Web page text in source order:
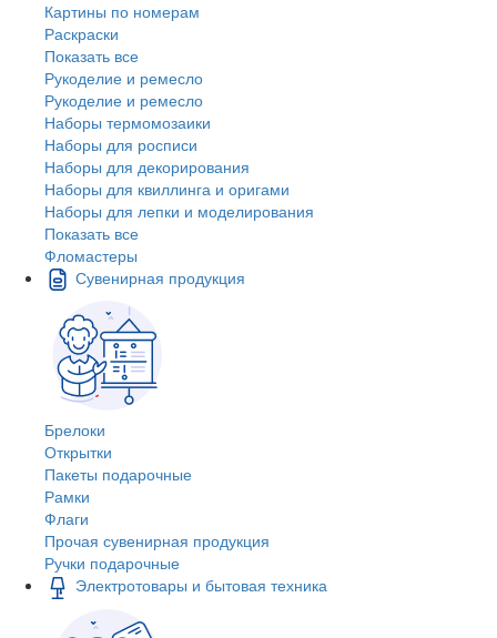
Картины по номерам
Раскраски
Показать все
Рукоделие и ремесло
Рукоделие и ремесло
Наборы термомозаики
Наборы для росписи
Наборы для декорирования
Наборы для квиллинга и оригами
Наборы для лепки и моделирования
Показать все
Фломастеры
Сувенирная продукция
Брелоки
Открытки
Пакеты подарочные
Рамки
Флаги
Прочая сувенирная продукция
Ручки подарочные
Электротовары и бытовая техника